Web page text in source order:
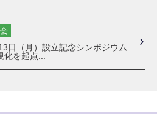
日（月）設立記念シンポジウム
化を起点...